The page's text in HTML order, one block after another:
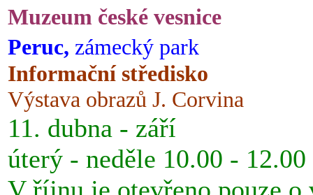
Muzeum české vesnice
Peruc, zámecký park
Informační středisko
Výstava obrazů J. Corvina
11. dubna - září
úterý - neděle 10.00 -